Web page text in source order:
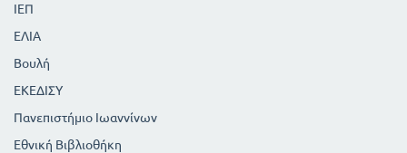
ΙΕΠ
ΕΛΙΑ
Βουλή
ΕΚΕΔΙΣΥ
Πανεπιστήμιο Ιωαννίνων
Εθνική Βιβλιοθήκη